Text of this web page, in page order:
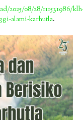
2025/08/28/111531986/
alami-karhutla.